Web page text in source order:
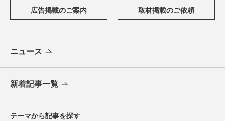
広告掲載のご案内 取材掲載のご依頼
ニュース
新着記事一覧
テーマから記事を探す